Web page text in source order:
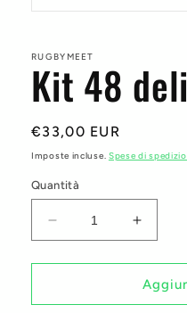
1
in
finestra
modale
RUGBYMEET
Kit 48
Prezzo
di
€33,00 EUR
Imposte incluse. Spese di
Quantità
Diminuisci
quantità
per
48
quantità
per
Kit
48